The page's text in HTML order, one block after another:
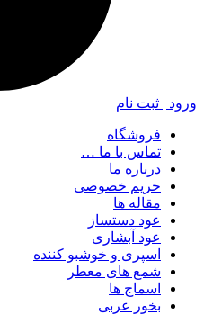
ورود | ثبت نام
فروشگاه
تماس با ما …
درباره ما
حریم خصوصی
مقاله ها
عود دستساز
عود آبشاری
اسپری و خوشبو کننده
شمع های معطر
اسماج ها
بخور عربی